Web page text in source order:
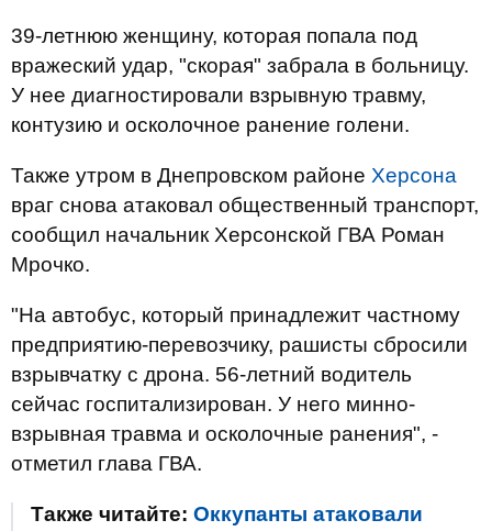
39-летнюю женщину, которая попала под
вражеский удар, "скорая" забрала в больницу.
У нее диагностировали взрывную травму,
контузию и осколочное ранение голени.
Также утром в Днепровском районе Херсона
враг снова атаковал общественный транспорт,
сообщил начальник Херсонской ГВА Роман
Мрочко.
"На автобус, который принадлежит частному
предприятию-перевозчику, рашисты сбросили
взрывчатку с дрона. 56-летний водитель
сейчас госпитализирован. У него минно-
взрывная травма и осколочные ранения", -
отметил глава ГВА.
Также читайте: Оккупанты атаковали